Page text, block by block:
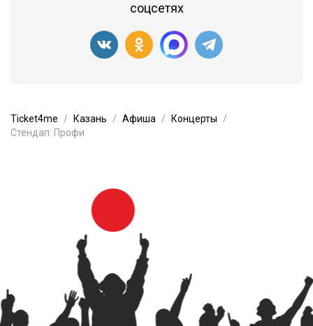
соцсетях
Ticket4me Казань Афиша
Концерты
Стендап: Профи